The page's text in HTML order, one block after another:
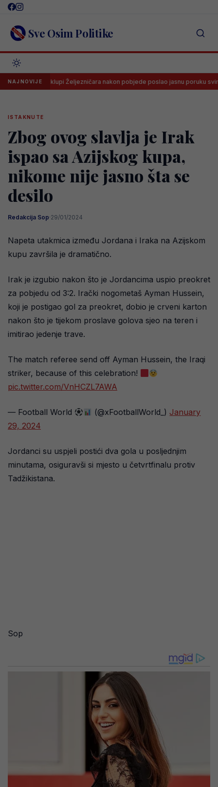
Skip
content Sve Osim Politike
NAJNOVIJE
na klupi Željezničara nakon pobjede poslao jasnu poruku svima
ISTAKNUTE
Zbog ovog slavlja je Irak
ispao sa Azijskog kupa,
nikome nije jasno šta se
desilo
Redakcija Sop·29/01/2024
Napeta utakmica između Jordana i Iraka na Azijskom
kupu završila je dramatično.
Irak je izgubio nakon što je Jordancima uspio preokret
za pobjedu od 3:2. Irački nogometaš Ayman Hussein,
koji je postigao gol za preokret, dobio je crveni karton
nakon što je tijekom proslave golova sjeo na teren i
imitirao jedenje trave.
The match referee send off Ayman Hussein, the Iraqi
striker, because of this celebration!
pic.twitter.com/VnHCZL7AWA
— Football World (@xFootballWorld_)January
29, 2024
Jordanci su uspjeli postići dva gola u posljednjim
minutama, osiguravši si mjesto u četvrtfinalu protiv
Tadžikistana.
Sop